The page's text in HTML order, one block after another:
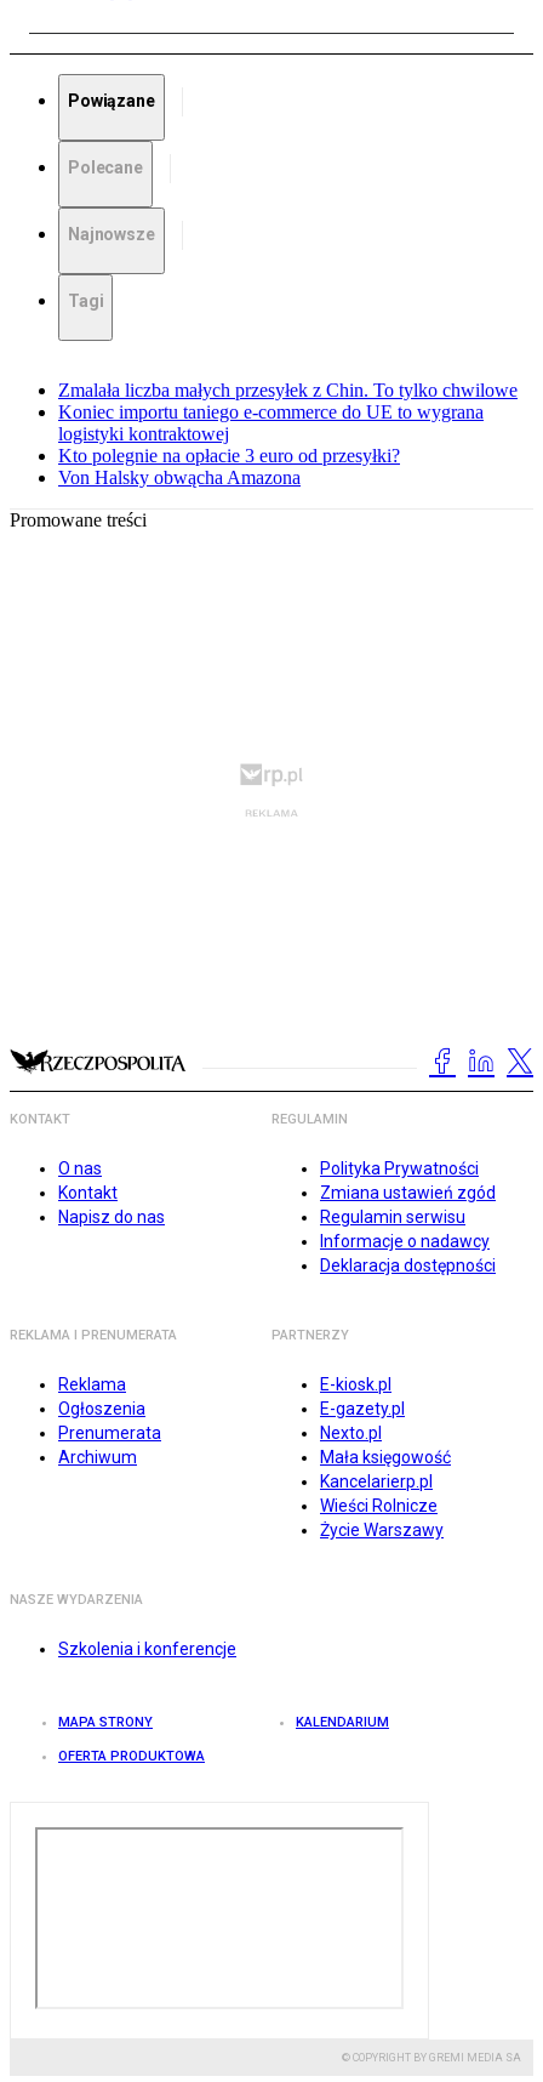
Powiązane
Polecane
Najnowsze
Tagi
Zmalała liczba małych przesyłek z Chin. To tylko chwilowe
Koniec importu taniego e-commerce do UE to wygrana
logistyki kontraktowej
Kto polegnie na opłacie 3 euro od przesyłki?
Von Halsky obwącha Amazona
Promowane treści
KONTAKT
O nas
Kontakt
Napisz do nas
REGULAMIN
Polityka Prywatności
Zmiana ustawień zgód
Regulamin serwisu
Informacje o nadawcy
Deklaracja dostępności
REKLAMA I PRENUMERATA
Reklama
Ogłoszenia
Prenumerata
Archiwum
PARTNERZY
E-kiosk.pl
E-gazety.pl
Nexto.pl
Mała księgowość
Kancelarierp.pl
Wieści Rolnicze
Życie Warszawy
NASZE WYDARZENIA
Szkolenia i konferencje
MAPA STRONY KALENDARIUM
OFERTA PRODUKTOWA
© COPYRIGHT BY GREMI MEDIA SA